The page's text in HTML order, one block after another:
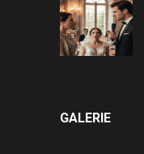
GALERIE